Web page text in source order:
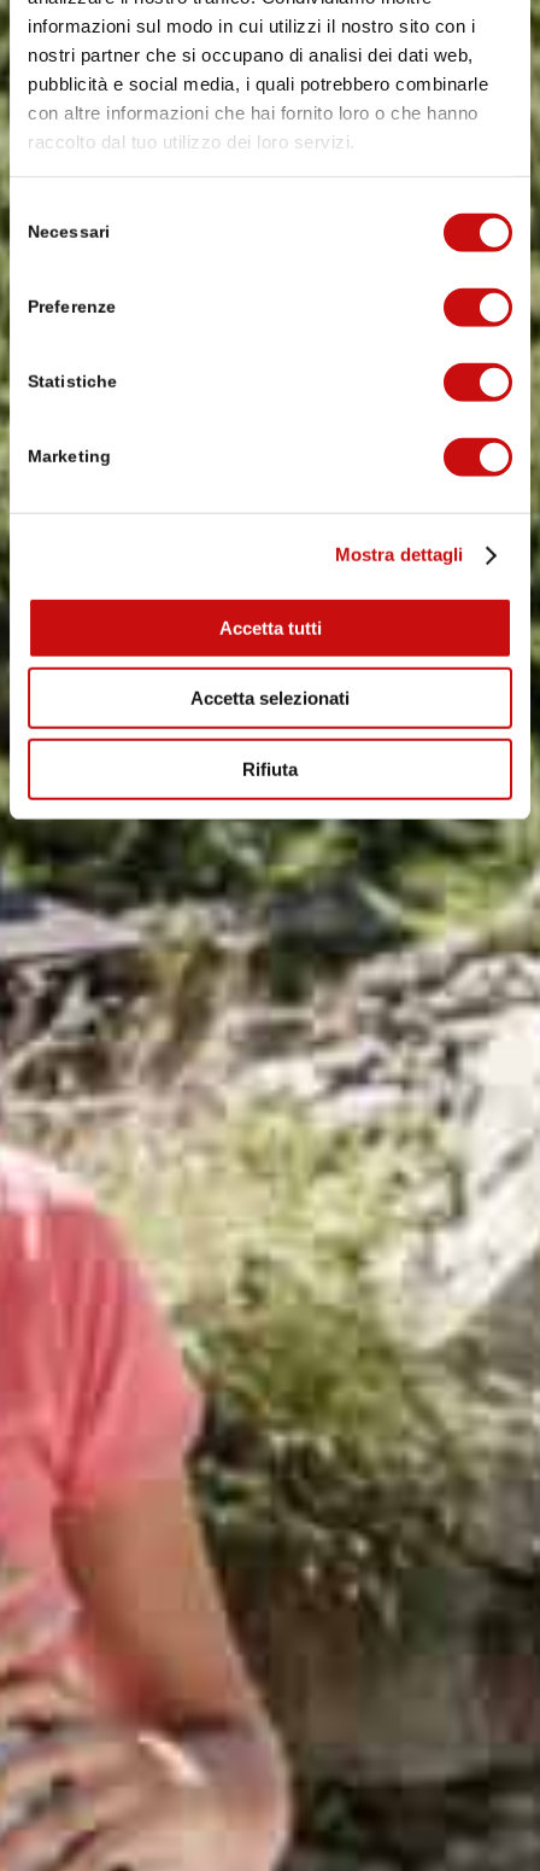
informazioni sul modo in cui utilizzi il nostro sito con i
nostri partner che si occupano di analisi dei dati web,
pubblicità e social media, i quali potrebbero combinarle
con altre informazioni che hai fornito loro o che hanno
raccolto dal tuo utilizzo dei loro servizi.
Selezione
delNecessari
Preferenze
Statistiche
Marketing
Mostra dettagli
Accetta tutti
Accetta selezionati
Rifiuta